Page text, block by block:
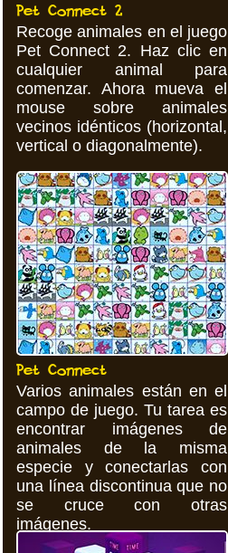
Pet Connect 2
Recoge animales en el juego
Pet Connect 2. Haz clic en
cualquier animal para
comenzar. Ahora mueva el
mouse sobre animales
vecinos idénticos (horizontal,
vertical o diagonalmente).
Pet Connect
Varios animales están en el
campo de juego. Tu tarea es
encontrar imágenes de
animales de la misma
especie y conectarlas con
una línea discontinua que no
se cruce con otras
imágenes.